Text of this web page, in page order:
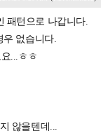
패턴으로 나갑니다.
우 없습니다.
...ㅎㅎ
않을텐데...